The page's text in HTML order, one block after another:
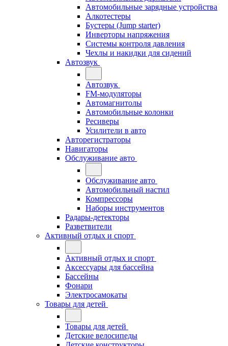
Автомобильные зарядные устройства
Алкотестеры
Бустеры (Jump starter)
Инверторы напряжения
Системы контроля давления
Чехлы и накидки для сидений
Автозвук
Автозвук
FM-модуляторы
Автомагнитолы
Автомобильные колонки
Ресиверы
Усилители в авто
Авторегистраторы
Навигаторы
Обслуживание авто
Обслуживание авто
Автомобильный настил
Компрессоры
Наборы инструментов
Радары-детекторы
Разветвители
Активный отдых и спорт
Активный отдых и спорт
Аксессуары для бассейна
Бассейны
Фонари
Электросамокаты
Товары для детей
Товары для детей
Детские велосипеды